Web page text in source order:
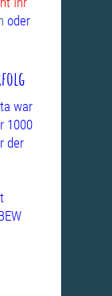
oder
war
1000
der